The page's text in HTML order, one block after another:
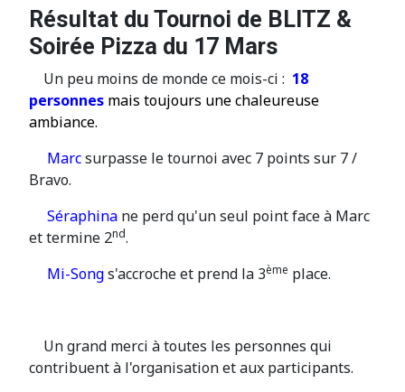
Résultat du Tournoi de BLITZ &
Soirée Pizza du 17 Mars
Un peu moins de monde ce mois-ci : 18
personnes mais toujours une chaleureuse
ambiance.
Marcsurpasse le tournoi avec 7 points sur 7 /
Bravo.
Séraphina ne perd qu'un seul point face à Marc
et termine 2nd.
Mi-Songs'accroche et prend la 3ème place.
Un grand merci à toutes les personnes qui
contribuent à l'organisation et aux participants.